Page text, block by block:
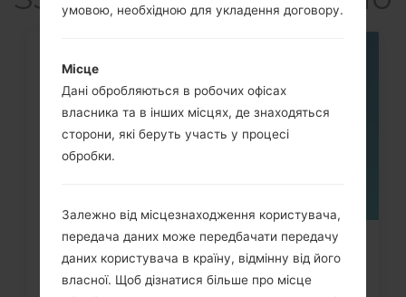
Як видалити усі дані з телефона
Samsung Galaxy Tab,...
умовою, необхідною для укладення договору.
Місце
Дані обробляються в робочих офісах
власника та в інших місцях, де знаходяться
сторони, які беруть участь у процесі
обробки.
Залежно від місцезнаходження користувача,
передача даних може передбачати передачу
даних користувача в країну, відмінну від його
власної. Щоб дізнатися більше про місце